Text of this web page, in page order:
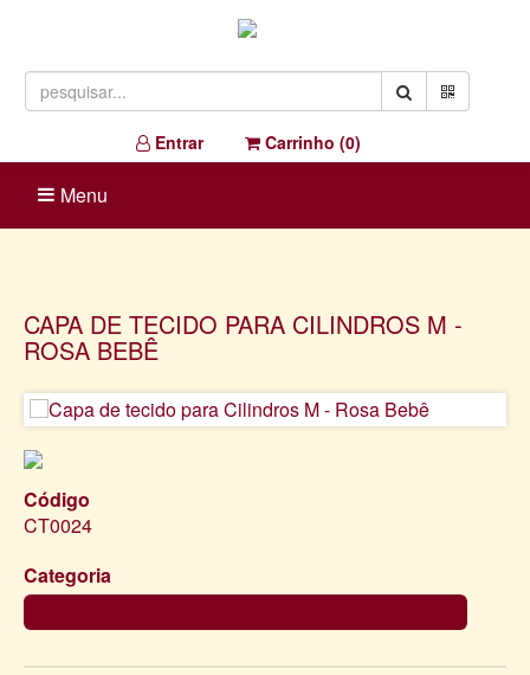
Entrar Carrinho (0)
Menu
CAPA DE TECIDO PARA CILINDROS M -
ROSA BEBÊ
Código
CT0024
Categoria